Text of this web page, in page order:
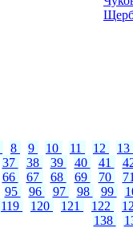
8 9 10 11 12 13
37 38 39 40 41
66 67 68 69 70 71
95 96 97 98 99
119 120 121 122
138